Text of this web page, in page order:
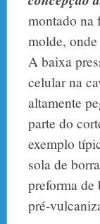
montado na
molde,
A baixa
celular na
altamente
parte do
exemplo
sola de
preforma de
pré-